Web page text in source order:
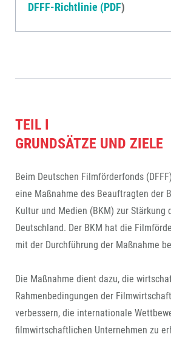
DFFF-Richtlinie (PDF)
TEIL I
GRUNDSÄTZE UND ZIELE
Beim Deutschen Filmförderfonds
eine Maßnahme des Beauftragten der
Kultur und Medien (BKM) zur Stärkung
Deutschland. Der BKM hat die
mit der Durchführung der Maßnahme
Die Maßnahme dient dazu, die
Rahmenbedingungen der
verbessern, die internationale
filmwirtschaftlichen Unternehmen zu